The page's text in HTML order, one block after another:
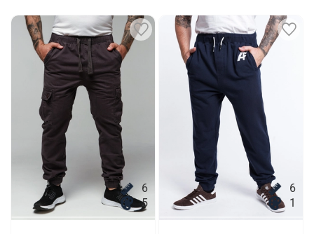
6
5
6
1